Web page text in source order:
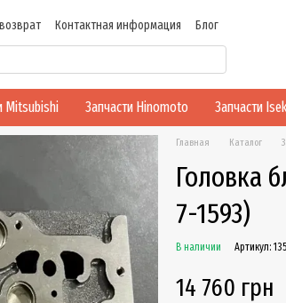
Контактная информация
Блог
Mitsubishi Запчасти Hinomoto Запчасти
Главная Каталог
Головка
7-1593)
В наличии Артикул:
14 760 грн